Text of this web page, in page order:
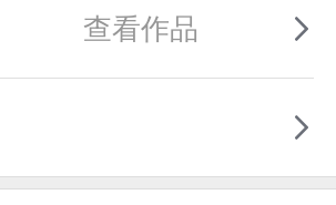
查看作品